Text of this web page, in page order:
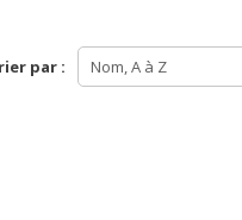
par : Nom, A à Z